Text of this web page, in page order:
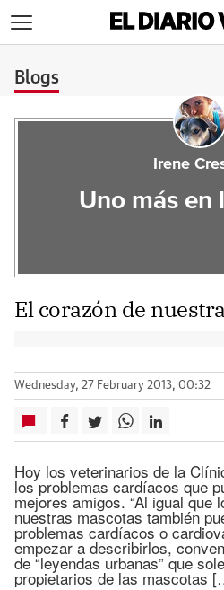
Blogs
Irene
Uno más en
El corazón de
Wednesday, 27 February 2013, 00:32
Hoy los veterinarios de la
los problemas cardíacos que
mejores amigos. “Al igual que
nuestras mascotas también
problemas cardíacos o
empezar a describirlos,
de “leyendas urbanas” que
propietarios de las mascotas